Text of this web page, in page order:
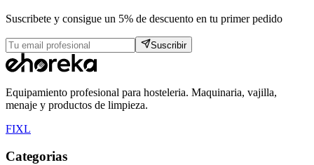
Suscribete y consigue un 5% de descuento en tu primer pedido
Suscribir
Equipamiento profesional para hosteleria. Maquinaria, vajilla,
menaje y productos de limpieza.
FIXL
Categorias